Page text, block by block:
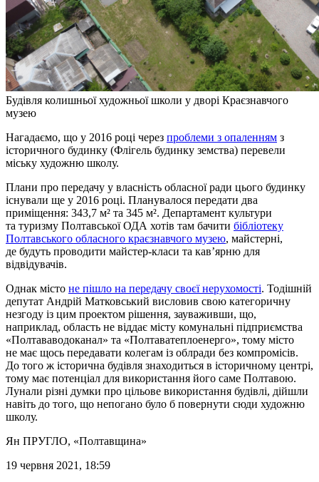
Будівля колишньої художньої школи у дворі Краєзнавчого
музею
Нагадаємо, що у 2016 році через проблеми з опаленням з
історичного будинку (Флігель будинку земства) перевели
міську художню школу.
Плани про передачу у власність обласної ради цього будинку
існували ще у 2016 році. Планувалося передати два
приміщення: 343,7 м² та 345 м². Департамент культури
та туризму Полтавської ОДА хотів там бачити бібліотеку
Полтавського обласного краєзнавчого музею, майстерні,
де будуть проводити майстер-класи та кав’ярню для
відвідувачів.
Однак місто не пішло на передачу своєї нерухомості. Тодішній
депутат Андрій Матковський висловив свою категоричну
незгоду із цим проектом рішення, зауваживши, що,
наприклад, область не віддає місту комунальні підприємства
«Полтававодоканал» та «Полтаватеплоенерго», тому місто
не має щось передавати колегам із облради без компромісів.
До того ж історична будівля знаходиться в історичному центрі,
тому має потенціал для використання його саме Полтавою.
Лунали різні думки про цільове використання будівлі, дійшли
навіть до того, що непогано було б повернути сюди художню
школу.
Ян ПРУГЛО, «Полтавщина»
19 червня 2021, 18:59